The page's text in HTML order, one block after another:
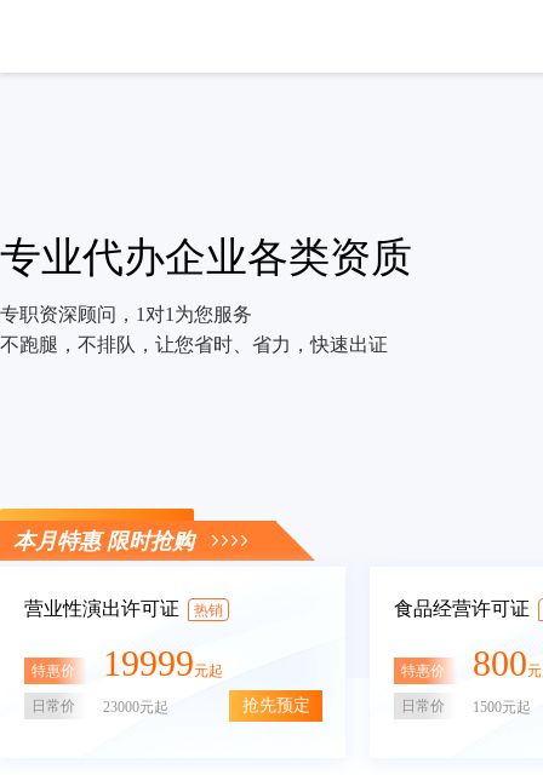
专业代办企业各类资质
专职资深顾问，1对1为您服务
不跑腿，不排队，让您省时、省力，快速出证
立即咨询
本月特惠 限时抢购
营业性演出许可证 热销
特惠价 19999元起
日常价 23000元起 抢先预定
食品经营许可证
特惠价 800
日常价 1500元起